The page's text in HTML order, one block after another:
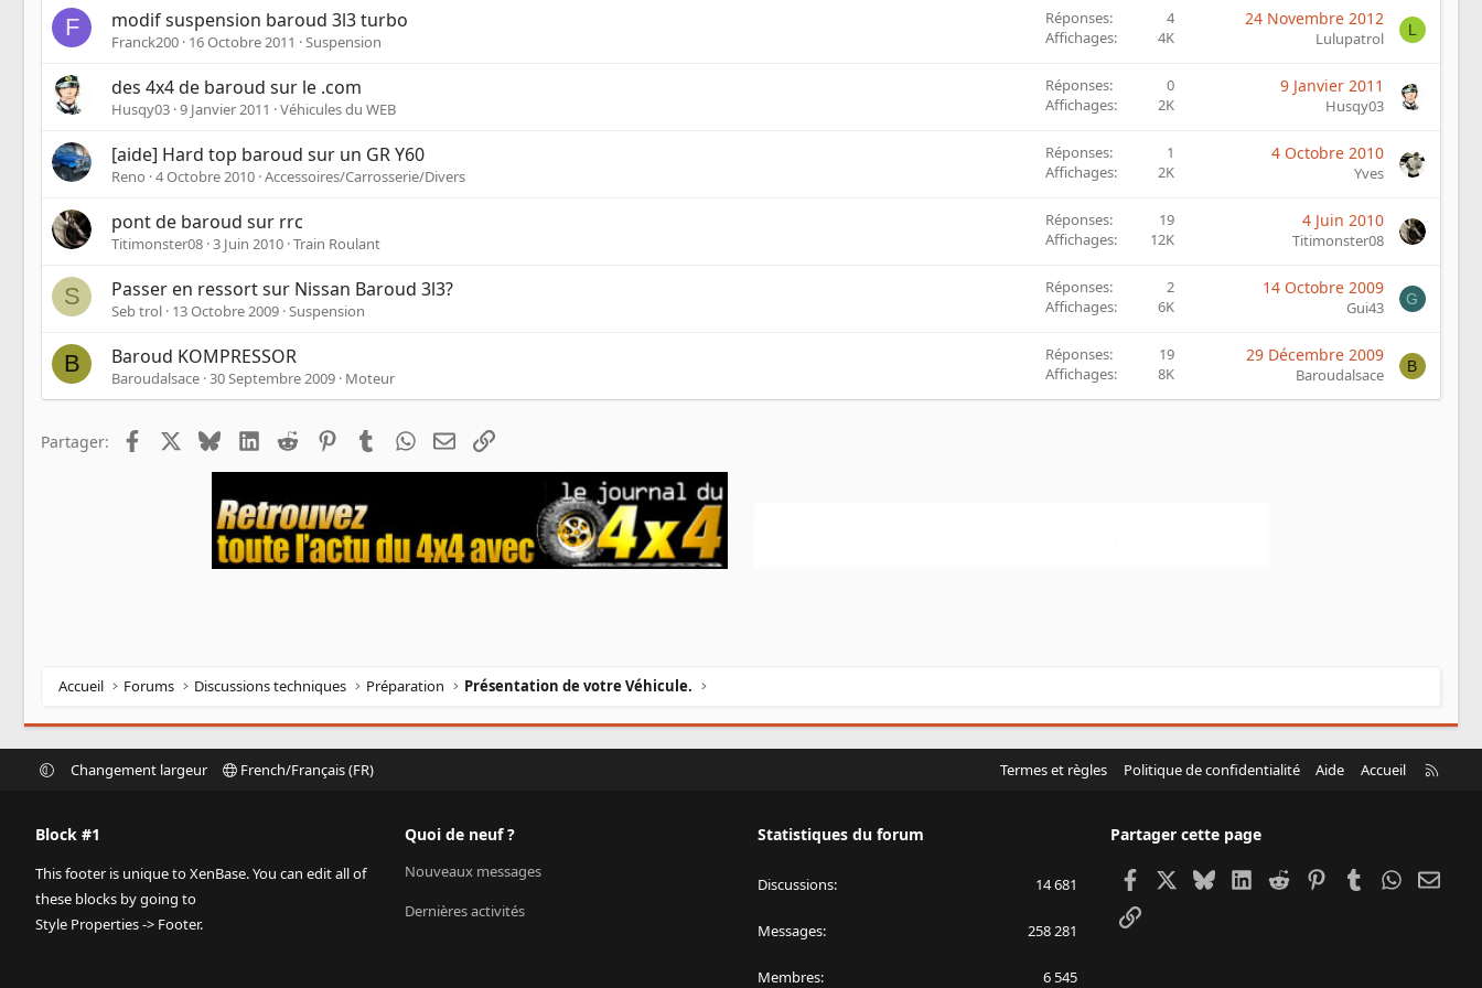
F modif suspension baroud 3l3 turbo
Franck200 16 Octobre 2011 Suspension
Réponses
4
Affichages
4K
24 Novembre 2012
Lulupatrol L
des 4x4 de baroud sur le .com
Husqy03 9 Janvier 2011 Véhicules du WEB
Réponses
0
Affichages
2K
9 Janvier 2011
Husqy03
[aide] Hard top baroud sur un GR Y60
Reno 4 Octobre 2010 Accessoires/Carrosserie/Divers
Réponses
1
Affichages
2K
4 Octobre 2010
Yves
pont de baroud sur rrc
Titimonster08 3 Juin 2010 Train Roulant
Réponses
19
Affichages
12K
4 Juin 2010
Titimonster08
S Passer en ressort sur Nissan Baroud 3l3?
Seb trol 13 Octobre 2009 Suspension
Réponses
2
Affichages
6K
14 Octobre 2009
Gui43 G
B Baroud KOMPRESSOR
Baroudalsace 30 Septembre 2009 Moteur
Réponses
19
Affichages
8K
29 Décembre 2009
Baroudalsace B
Partager: Facebook BlueskyLinkedIn
Reddit PinterestTumblrWhatsApp
EmailLien
Accueil Forums Discussions techniques Préparation Présentation de votre Véhicule.
Changement largeur French/Français (FR) Termes et règles Politique de confidentialité Aide Accueil
Block #1
This footer is unique to XenBase. You can edit all of
these blocks by going to
Style Properties -> Footer.
Quoi de neuf ?
Nouveaux messages
Dernières activités
Statistiques du forum
Discussions 14 681
Messages 258 281
Membres 6 545
Partager cette page
Facebook BlueskyLinkedIn
Reddit Pinterest
TumblrWhatsApp
Email
Lien